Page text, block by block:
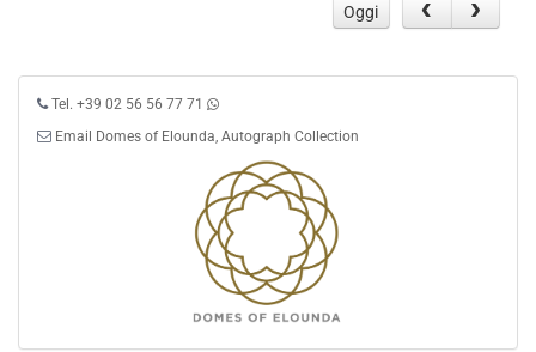
Oggi
Tel. +39 02 56 56 77 71
Email Domes of Elounda, Autograph Collection